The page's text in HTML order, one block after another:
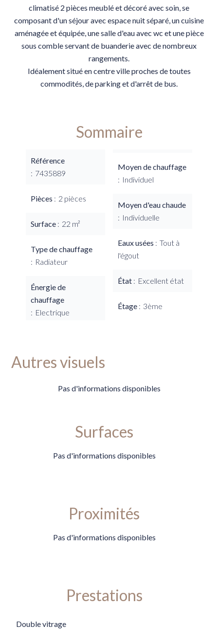
climatisé 2 pièces meublé et décoré avec soin, se
composant d'un séjour avec espace nuit séparé, un cuisine
aménagée et équipée, une salle d'eau avec wc et une pièce
sous comble servant de buanderie avec de nombreux
rangements.
Idéalement situé en centre ville proches de toutes
commodités, de parking et d'arrêt de bus.
Sommaire
Référence
7435889
Pièces 2 pièces
Surface 22 m²
Type de chauffage
Radiateur
Énergie de
chauffage
Electrique
Moyen de chauffage
Individuel
Moyen d'eau chaude
Individuelle
Eaux usées
Tout à
l'égout
État Excellent état
Étage 3ème
Autres visuels
Pas d'informations disponibles
Surfaces
Pas d'informations disponibles
Proximités
Pas d'informations disponibles
Prestations
Double vitrage